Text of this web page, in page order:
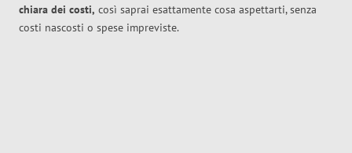
chiara dei costi, così saprai esattamente cosa aspettarti, senza
costi nascosti o spese impreviste.